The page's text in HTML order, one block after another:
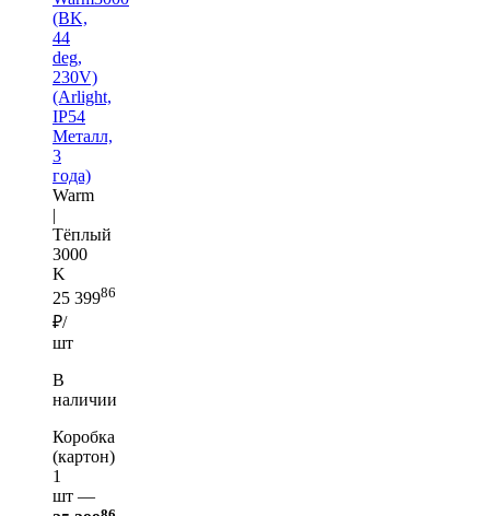
(BK,
44
deg,
230V)
(Arlight,
IP54
Металл,
3
года)
Warm
Тёплый
3000
K
25 39986
₽/
шт
В
наличии
Коробка
(картон)
1
шт —